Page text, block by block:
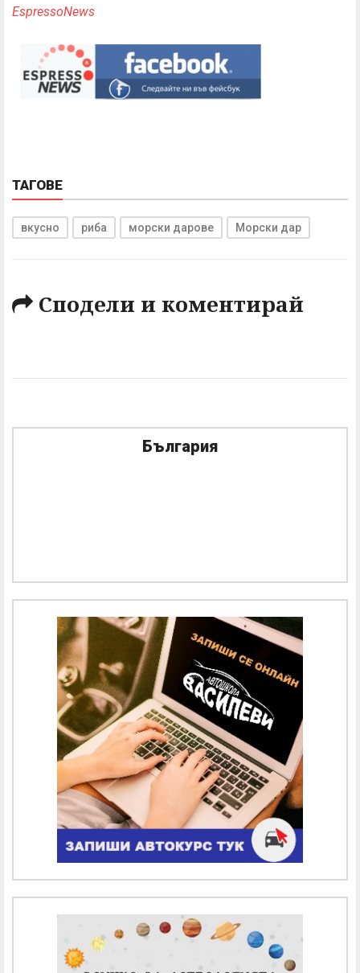
EspressoNews
ТАГОВЕ
вкусно риба морски дарове Морски дар
Сподели и коментирай
България